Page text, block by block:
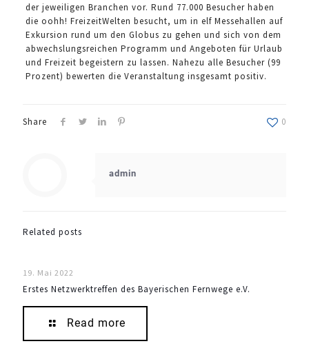
der jeweiligen Branchen vor. Rund 77.000 Besucher haben
die oohh! FreizeitWelten besucht, um in elf Messehallen auf
Exkursion rund um den Globus zu gehen und sich von dem
abwechslungsreichen Programm und Angeboten für Urlaub
und Freizeit begeistern zu lassen. Nahezu alle Besucher (99
Prozent) bewerten die Veranstaltung insgesamt positiv.
Share 0
admin
Related posts
19. Mai 2022
Erstes Netzwerktreffen des Bayerischen Fernwege e.V.
Read more